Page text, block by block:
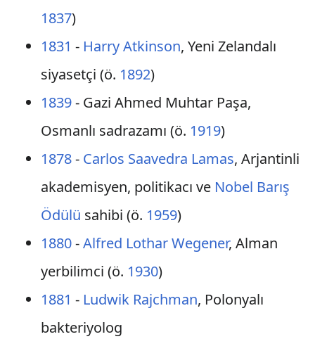
1837)
1831 - Harry Atkinson, Yeni Zelandalı
siyasetçi (ö. 1892)
1839- Gazi Ahmed Muhtar Paşa,
Osmanlı sadrazamı (ö. 1919)
1878- Carlos Saavedra Lamas, Arjantinli
akademisyen, politikacı ve Nobel Barış
Ödülü sahibi (ö. 1959)
1880-Alfred Lothar Wegener, Alman
yerbilimci (ö. 1930)
1881 - Ludwik Rajchman, Polonyalı
bakteriyolog